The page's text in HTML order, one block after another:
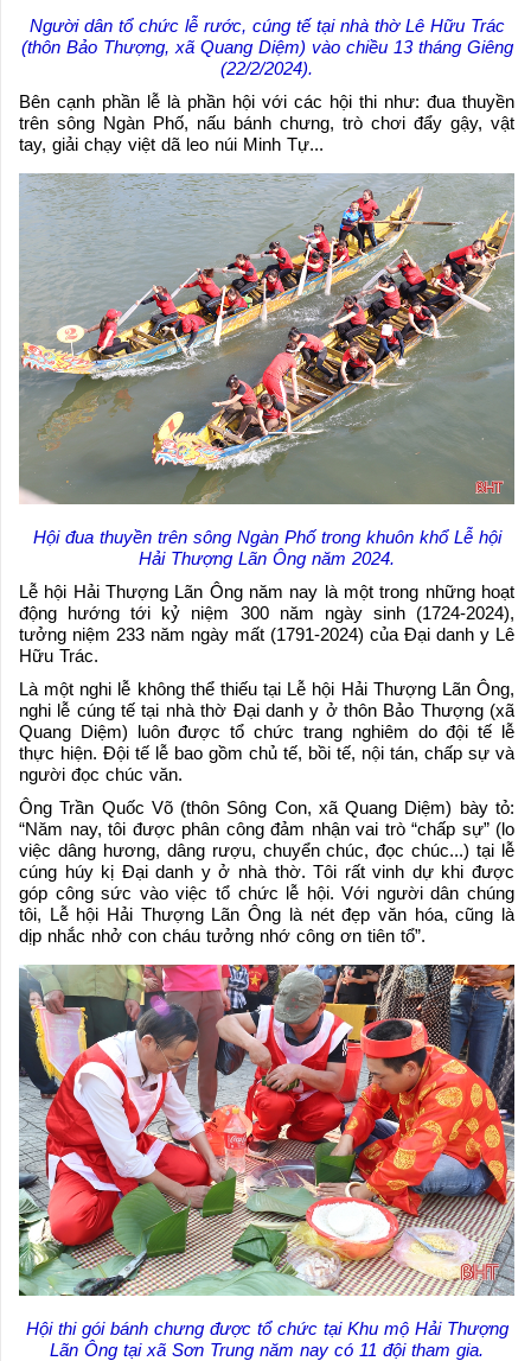
Người dân tổ chức lễ rước, cúng tế tại nhà thờ Lê Hữu Trác
(thôn Bảo Thượng, xã Quang Diệm) vào chiều 13 tháng Giêng
(22/2/2024).
Bên cạnh phần lễ là phần hội với các hội thi như: đua thuyền
trên sông Ngàn Phố, nấu bánh chưng, trò chơi đẩy gậy, vật
tay, giải chạy việt dã leo núi Minh Tự...
Hội đua thuyền trên sông Ngàn Phố trong khuôn khổ Lễ hội
Hải Thượng Lãn Ông năm 2024.
Lễ hội Hải Thượng Lãn Ông năm nay là một trong những hoạt
động hướng tới kỷ niệm 300 năm ngày sinh (1724-2024),
tưởng niệm 233 năm ngày mất (1791-2024) của Đại danh y Lê
Hữu Trác.
Là một nghi lễ không thể thiếu tại Lễ hội Hải Thượng Lãn Ông,
nghi lễ cúng tế tại nhà thờ Đại danh y ở thôn Bảo Thượng (xã
Quang Diệm) luôn được tổ chức trang nghiêm do đội tế lễ
thực hiện. Đội tế lễ bao gồm chủ tế, bồi tế, nội tán, chấp sự và
người đọc chúc văn.
Ông Trần Quốc Võ (thôn Sông Con, xã Quang Diệm) bày tỏ:
“Năm nay, tôi được phân công đảm nhận vai trò “chấp sự” (lo
việc dâng hương, dâng rượu, chuyển chúc, đọc chúc...) tại lễ
cúng húy kị Đại danh y ở nhà thờ. Tôi rất vinh dự khi được
góp công sức vào việc tổ chức lễ hội. Với người dân chúng
tôi, Lễ hội Hải Thượng Lãn Ông là nét đẹp văn hóa, cũng là
dịp nhắc nhở con cháu tưởng nhớ công ơn tiên tổ”.
Hội thi gói bánh chưng được tổ chức tại Khu mộ Hải Thượng
Lãn Ông tại xã Sơn Trung năm nay có 11 đội tham gia.